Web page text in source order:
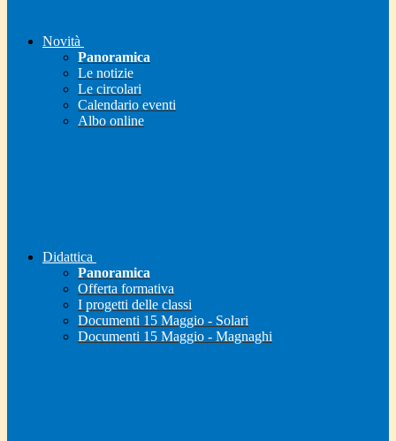
Novità
Panoramica
Le notizie
Le circolari
Calendario eventi
Albo online
Didattica
Panoramica
Offerta formativa
I progetti delle classi
Documenti 15 Maggio - Solari
Documenti 15 Maggio - Magnaghi